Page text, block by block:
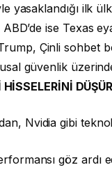
yasaklandığı ilk
ise Texas
Çinli
güvenlik
Nvidia gibi
göz ardı